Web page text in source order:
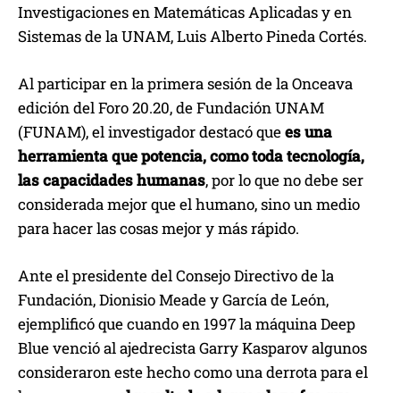
Investigaciones en Matemáticas Aplicadas y en
Sistemas de la UNAM, Luis Alberto Pineda Cortés.
Al participar en la primera sesión de la Onceava
edición del Foro 20.20, de Fundación UNAM
(FUNAM), el investigador destacó quees una
herramienta que potencia, como toda tecnología,
las capacidades humanas, por lo que no debe ser
considerada mejor que el humano, sino un medio
para hacer las cosas mejor y más rápido.
Ante el presidente del Consejo Directivo de la
Fundación, Dionisio Meade y García de León,
ejemplificó que cuando en 1997 la máquina Deep
Blue venció al ajedrecista Garry Kasparov algunos
consideraron este hecho como una derrota para el